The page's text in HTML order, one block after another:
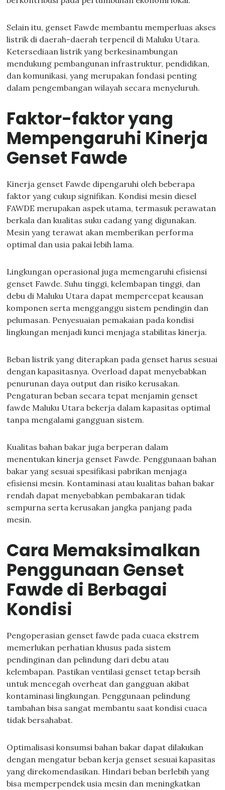
Selain itu, genset Fawde membantu memperluas akses
listrik di daerah-daerah terpencil di Maluku Utara.
Ketersediaan listrik yang berkesinambungan
mendukung pembangunan infrastruktur, pendidikan,
dan komunikasi, yang merupakan fondasi penting
dalam pengembangan wilayah secara menyeluruh.
Faktor-faktor yang
Mempengaruhi Kinerja
Genset Fawde
Kinerja genset Fawde dipengaruhi oleh beberapa
faktor yang cukup signifikan. Kondisi mesin diesel
FAWDE merupakan aspek utama, termasuk perawatan
berkala dan kualitas suku cadang yang digunakan.
Mesin yang terawat akan memberikan performa
optimal dan usia pakai lebih lama.
Lingkungan operasional juga memengaruhi efisiensi
genset Fawde. Suhu tinggi, kelembapan tinggi, dan
debu di Maluku Utara dapat mempercepat keausan
komponen serta mengganggu sistem pendingin dan
pelumasan. Penyesuaian pemakaian pada kondisi
lingkungan menjadi kunci menjaga stabilitas kinerja.
Beban listrik yang diterapkan pada genset harus sesuai
dengan kapasitasnya. Overload dapat menyebabkan
penurunan daya output dan risiko kerusakan.
Pengaturan beban secara tepat menjamin genset
fawde Maluku Utara bekerja dalam kapasitas optimal
tanpa mengalami gangguan sistem.
Kualitas bahan bakar juga berperan dalam
menentukan kinerja genset Fawde. Penggunaan bahan
bakar yang sesuai spesifikasi pabrikan menjaga
efisiensi mesin. Kontaminasi atau kualitas bahan bakar
rendah dapat menyebabkan pembakaran tidak
sempurna serta kerusakan jangka panjang pada
mesin.
Cara Memaksimalkan
Penggunaan Genset
Fawde di Berbagai
Kondisi
Pengoperasian genset fawde pada cuaca ekstrem
memerlukan perhatian khusus pada sistem
pendinginan dan pelindung dari debu atau
kelembapan. Pastikan ventilasi genset tetap bersih
untuk mencegah overheat dan gangguan akibat
kontaminasi lingkungan. Penggunaan pelindung
tambahan bisa sangat membantu saat kondisi cuaca
tidak bersahabat.
Optimalisasi konsumsi bahan bakar dapat dilakukan
dengan mengatur beban kerja genset sesuai kapasitas
yang direkomendasikan. Hindari beban berlebih yang
bisa memperpendek usia mesin dan meningkatkan